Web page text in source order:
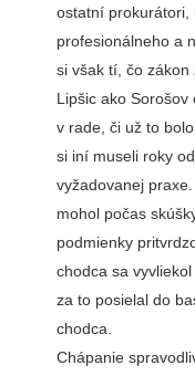
ostatní prokurátori,
profesionálneho a
si však tí, čo zákon
Lipšic ako
v rade, či už to
si iní museli roky
vyžadovanej
mohol počas
podmienky
chodca sa
za to posielal do
chodca.
Chápanie